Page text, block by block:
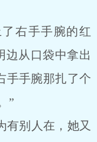
右手手腕的红
从口袋中拿出
手手腕那扎了个
”
别人在，她又